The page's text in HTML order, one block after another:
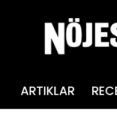
ARTIKLAR